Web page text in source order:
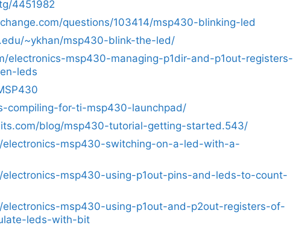
4451982
questions/103414/msp430-blinking-led
~ykhan/msp430-blink-the-led/
electronics-msp430-managing-p1dir-and-p1out-registers-
leds
compiling-for-ti-msp430-launchpad/
blog/msp430-tutorial-getting-started.543/
electronics-msp430-switching-on-a-led-with-a-
msp430-using-p1out-pins-and-leds-to-count-
msp430-using-p1out-and-p2out-registers-of-
leds-with-bit